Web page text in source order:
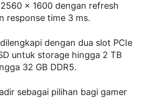
2560 x 1600 dengan refresh
response time 3 ms.
dengan dua slot PCIe
untuk storage hingga 2 TB
32 GB DDR5.
sebagai pilihan bagi gamer